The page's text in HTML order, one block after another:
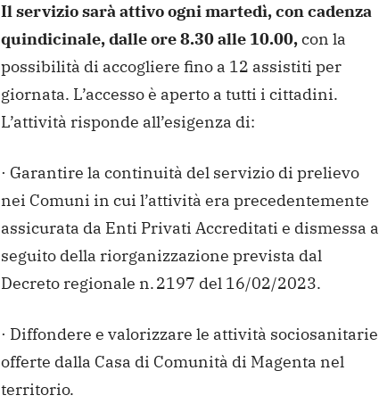
Il servizio sarà attivo ogni martedì, con cadenza
quindicinale, dalle ore 8.30 alle 10.00,con la
possibilità di accogliere fino a 12 assistiti per
giornata. L’accesso è aperto a tutti i cittadini.
L’attività risponde all’esigenza di:
· Garantire la continuità del servizio di prelievo
nei Comuni in cui l’attività era precedentemente
assicurata da Enti Privati Accreditati e dismessa a
seguito della riorganizzazione prevista dal
Decreto regionale n. 2197 del 16/02/2023.
· Diffondere e valorizzare le attività sociosanitarie
offerte dalla Casa di Comunità di Magenta nel
territorio.